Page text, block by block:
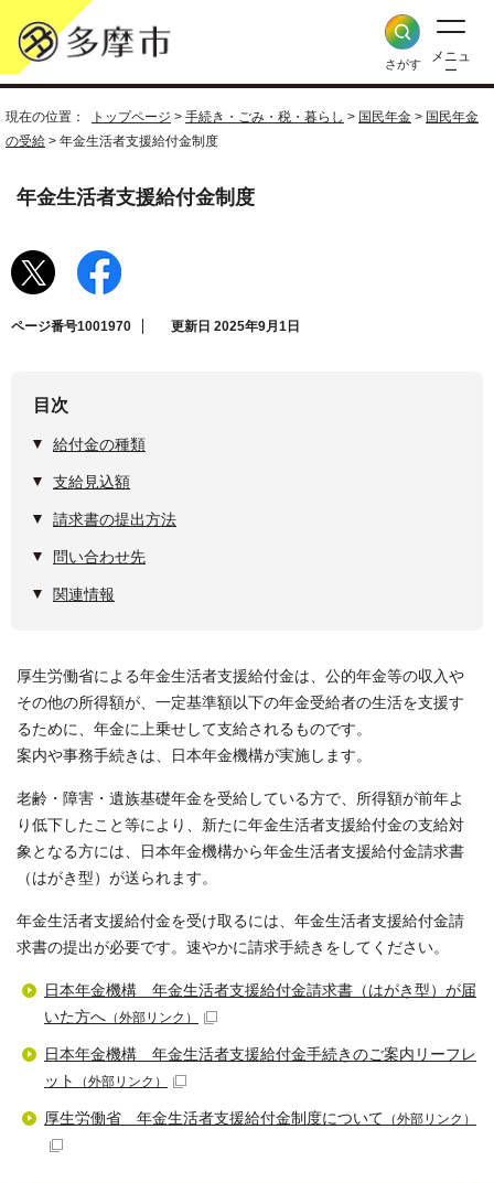
さがす
メニュ
ー
現在の位置： トップページ > 手続き・ごみ・税・暮らし > 国民年金 > 国民年金
の受給 > 年金生活者支援給付金制度
年金生活者支援給付金制度
ページ番号1001970 更新日 2025年9月1日
目次
給付金の種類
支給見込額
請求書の提出方法
問い合わせ先
関連情報
厚生労働省による年金生活者支援給付金は、公的年金等の収入や
その他の所得額が、一定基準額以下の年金受給者の生活を支援す
るために、年金に上乗せして支給されるものです。
案内や事務手続きは、日本年金機構が実施します。
老齢・障害・遺族基礎年金を受給している方で、所得額が前年よ
り低下したこと等により、新たに年金生活者支援給付金の支給対
象となる方には、日本年金機構から年金生活者支援給付金請求書
（はがき型）が送られます。
年金生活者支援給付金を受け取るには、年金生活者支援給付金請
求書の提出が必要です。速やかに請求手続きをしてください。
日本年金機構 年金生活者支援給付金請求書（はがき型）が届
いた方へ （外部リンク）
日本年金機構 年金生活者支援給付金手続きのご案内リーフレ
ット
（外部リンク）
厚生労働省 年金生活者支援給付金制度について （外部リンク）